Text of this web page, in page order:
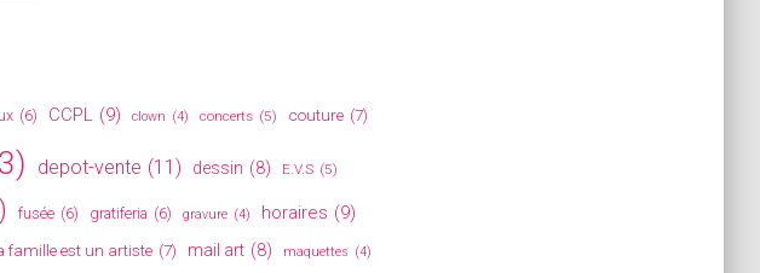
(6) CCPL (9) clown (4) concerts (5) couture (7)
depot-vente (11) dessin (8) E.V.S (5)
fusée (6) gratiferia (6) gravure (4) horaires (9)
famille est un artiste (7) mail art (8) maquettes (4)